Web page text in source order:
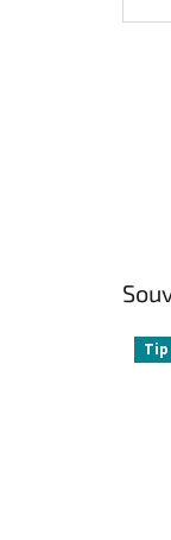
Tip